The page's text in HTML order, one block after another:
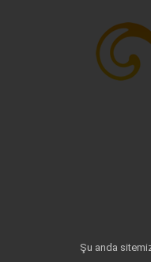
Şu anda